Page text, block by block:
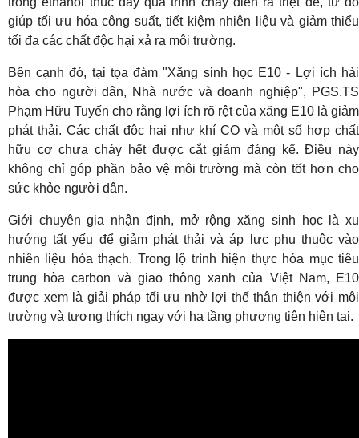
giúp tối ưu hóa công suất, tiết kiệm nhiên liệu và giảm thiểu
tối đa các chất độc hại xả ra môi trường.
Bên cạnh đó, tại tọa đàm "Xăng sinh học E10 - Lợi ích hài
hòa cho người dân, Nhà nước và doanh nghiệp", PGS.TS
Phạm Hữu Tuyến cho rằng lợi ích rõ rệt của xăng E10 là giảm
phát thải. Các chất độc hại như khí CO và một số hợp chất
hữu cơ chưa cháy hết được cắt giảm đáng kể. Điều này
không chỉ góp phần bảo vệ môi trường mà còn tốt hơn cho
sức khỏe người dân.
Giới chuyên gia nhận định, mở rộng xăng sinh học là xu
hướng tất yếu để giảm phát thải và áp lực phụ thuộc vào
nhiên liệu hóa thạch. Trong lộ trình hiện thực hóa mục tiêu
trung hòa carbon và giao thông xanh của Việt Nam, E10
được xem là giải pháp tối ưu nhờ lợi thế thân thiện với môi
trường và tương thích ngay với hạ tầng phương tiện hiện tại.